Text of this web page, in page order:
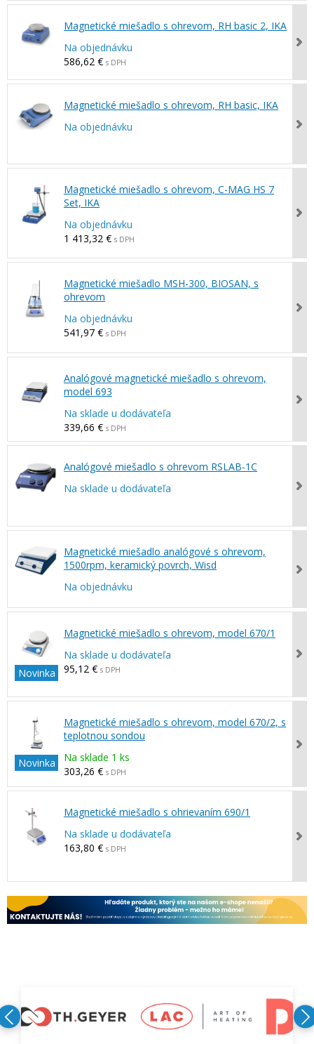
Magnetické miešadlo s ohrevom, RH basic 2, IKA
Na objednávku
586,62 € s DPH
Magnetické miešadlo s ohrevom, RH basic, IKA
Na objednávku
Magnetické miešadlo s ohrevom, C-MAG HS 7
Set, IKA
Na objednávku
1 413,32 € s DPH
Magnetické miešadlo MSH-300, BIOSAN, s
ohrevom
Na objednávku
541,97 € s DPH
Analógové magnetické miešadlo s ohrevom,
model 693
Na sklade u dodávateľa
339,66 € s DPH
Analógové miešadlo s ohrevom RSLAB-1C
Na sklade u dodávateľa
Magnetické miešadlo analógové s ohrevom,
1500rpm, keramický povrch, Wisd
Na objednávku
Novinka
Magnetické miešadlo s ohrevom, model 670/1
Na sklade u dodávateľa
95,12 € s DPH
Novinka
Magnetické miešadlo s ohrevom, model 670/2, s
teplotnou sondou
Na sklade 1 ks
303,26 € s DPH
Magnetické miešadlo s ohrievaním 690/1
Na sklade u dodávateľa
163,80 € s DPH